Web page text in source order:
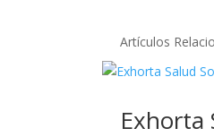
Artículos
Exhorta